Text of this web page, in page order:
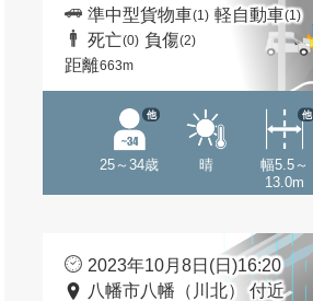
準中型貨物車(1) 軽自動車(1)
死亡(0) 負傷(2)
距離663m
25～34歳
他
晴
幅5.5～
13.0m
他
2023年10月8日(日)16:20
八幡市八幡（川北） 付近